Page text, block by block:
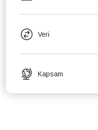
Veri
Kapsam